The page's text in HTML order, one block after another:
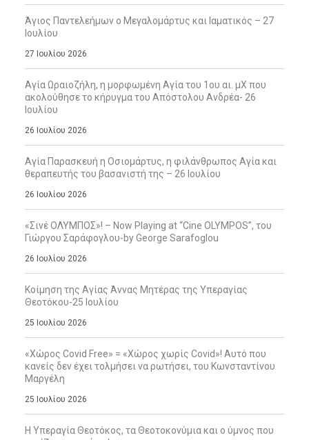
Άγιος Παντελεήμων ο Μεγαλομάρτυς και Ιαματικός – 27
Ιουλίου
27 Ιουλίου 2026
Αγία Ωραιοζήλη, η μορφωμένη Αγία του 1ου αι. μΧ που
ακολούθησε το κήρυγμα του Απόστολου Ανδρέα- 26
Ιουλίου
26 Ιουλίου 2026
Αγία Παρασκευή η Οσιομάρτυς, η φιλάνθρωπος Αγία και
θεραπευτής του βασανιστή της – 26 Ιουλίου
26 Ιουλίου 2026
«Σινέ ΟΛΥΜΠΟΣ»! – Now Playing at “Cine OLYMPOS”, του
Γιώργου Σαράφογλου-by George Sarafoglou
26 Ιουλίου 2026
Κοίμηση της Αγίας Άννας Μητέρας της Υπεραγίας
Θεοτόκου-25 Ιουλίου
25 Ιουλίου 2026
«Χώρος Covid Free» = «Χώρος χωρίς Covid»! Αυτό που
κανείς δεν έχει τολμήσει να ρωτήσει, του Κωνσταντίνου
Μαργέλη
25 Ιουλίου 2026
Η Υπεραγία Θεοτόκος, τα Θεοτοκονύμια και ο ύμνος που